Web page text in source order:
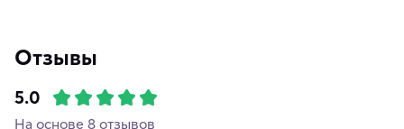
Отзывы
5.0
На основе 8 отзывов